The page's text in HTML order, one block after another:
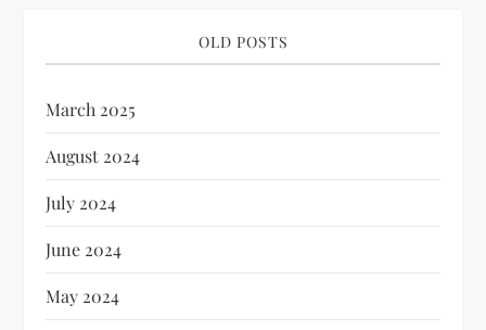
OLD POSTS
March 2025
August 2024
July 2024
June 2024
May 2024